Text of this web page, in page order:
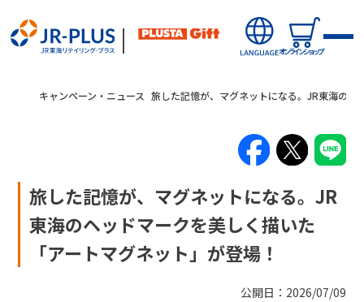
オンラインショップ
新商品
キャンペーン・ニュース
オンラインショップから探す
キャンペーン・ニュース 旅した記憶が、マグネットになる。JR東海の
旅した記憶が、マグネットになる。JR
東海のヘッドマークを美しく描いた
「アートマグネット」が登場！
公開日：2026/07/09